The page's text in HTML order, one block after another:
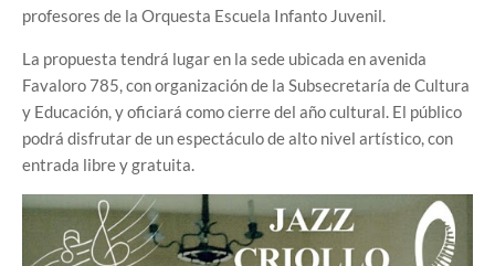
profesores de la Orquesta Escuela Infanto Juvenil.
La propuesta tendrá lugar en la sede ubicada en avenida
Favaloro 785, con organización de la Subsecretaría de Cultura
y Educación, y oficiará como cierre del año cultural. El público
podrá disfrutar de un espectáculo de alto nivel artístico, con
entrada libre y gratuita.